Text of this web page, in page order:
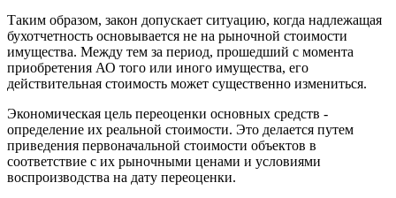
Таким образом, закон допускает ситуацию, когда надлежащая
бухотчетность основывается не на рыночной стоимости
имущества. Между тем за период, прошедший с момента
приобретения АО того или иного имущества, его
действительная стоимость может существенно измениться.
Экономическая цель переоценки основных средств -
определение их реальной стоимости. Это делается путем
приведения первоначальной стоимости объектов в
соответствие с их рыночными ценами и условиями
воспроизводства на дату переоценки.